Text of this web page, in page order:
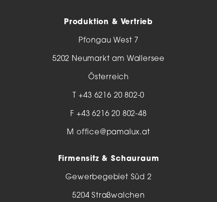
Produktion & Vertrieb
Pfongau West 7
5202 Neumarkt am Wallersee
Österreich
T+43 6216 20 802-0
F +43 6216 20 802-48
M office@pamalux.at
Firmensitz & Schauraum
Gewerbegebiet Süd 2
5204 Straßwalchen